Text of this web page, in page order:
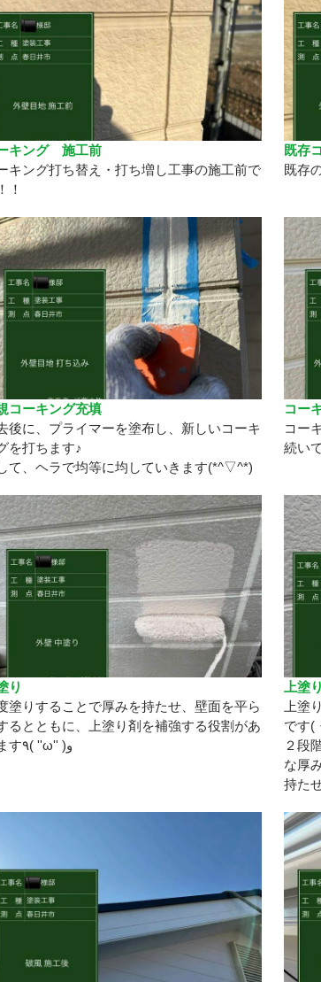
キング 施工前
キング打ち替え・打ち増し工事の施工前で
！
既存
既存
コーキング充填
後に、プライマーを塗布し、新しいコーキ
を打ちます♪
て、ヘラで均等に均していきます(*^▽^*)
コー
コー
続い
り
塗りすることで厚みを持たせ、壁面を平ら
るとともに、上塗り剤を補強する役割があ
ります٩( ''ω'' )و
上塗
上塗
です(
２段
な厚
持た